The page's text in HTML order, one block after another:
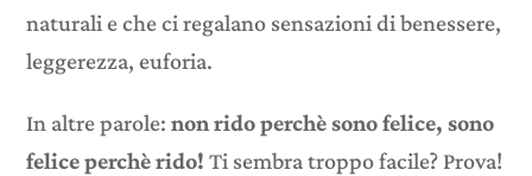
naturali e che ci regalano sensazioni di benessere,
leggerezza, euforia.
In altre parole:non rido perchè sono felice, sono
felice perchè rido!Ti sembra troppo facile? Prova!